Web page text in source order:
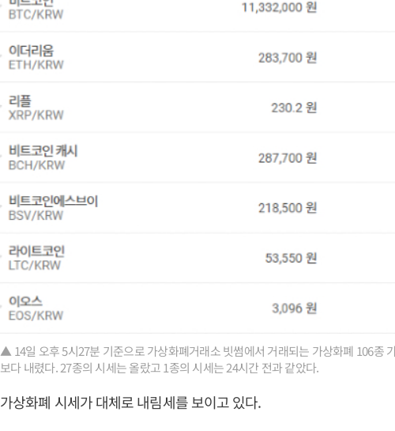
▲ 14일 오후 5시27분 기준으로 가상화폐거래소 빗썸에서 거래되는 가상화폐 106종
보다 내렸다. 27종의 시세는 올랐고 1종의 시세는 24시간 전과 같았다.
가상화폐 시세가 대체로 내림세를 보이고 있다.